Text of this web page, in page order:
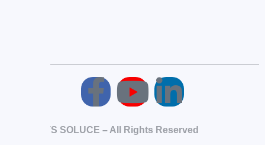
© 2025 TS SOLUCE – All Rights Reserved